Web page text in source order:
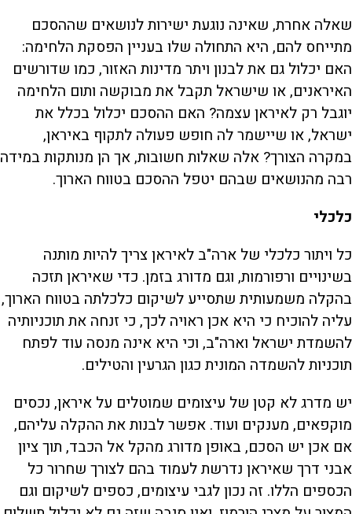
שאלה אחרת, שאינה נוגעת ישירות לנושאים שההסכם
מתייחס להם, היא התחולה שלו בעניין הפסקת הלחימה:
האם יכלול גם את לבנון ויתר מדינות האזור, כמו שדורשים
האיראנים, או שישראל תקבל את מבוקשה ותום הלחימה
יוגבל רק לאיראן עצמה? האם ההסכם יכלול בכלל את
ישראל, או שיישמר לה חופש פעולה לתקוף באיראן,
במקרה הצורך? אלה שאלות חשובות, אך הן מנותקות במידה
רבה מהנושאים שבהם יטפל ההסכם בטווח הארוך.
כלכלי
כל ויתור כלכלי של ארה"ב לאיראן צריך להיות מותנה
בשינויים ורפורמות, וגם מדורג בזמן. כדי שאיראן תזכה
בהקלה משמעותית שתסייע לשיקום כלכלתה בטווח הארוך,
עליה להוכיח כי היא אכן ראויה לכך, כי זנחה את תוכניותיה
להשמדת ישראל וארה"ב, וכי היא אינה מנסה עוד לפתח
תוכניות להשמדה המונית כגון הגרעין והטילים.
יש מדרג לא קטן של עיצומים שמוטלים על איראן, נכסים
מוקפאים, מענקים ועוד. אפשר לבנות את ההקלה עליהם,
אם אכן יש הסכם, באופן מדורג מהקל אל הכבד, תוך ציון
אבני דרך שאיראן נדרשת לעמוד בהם לצורך שחרור כל
הכספים הללו. זה נכון לגבי עיצומים, כספים לשיקום וגם